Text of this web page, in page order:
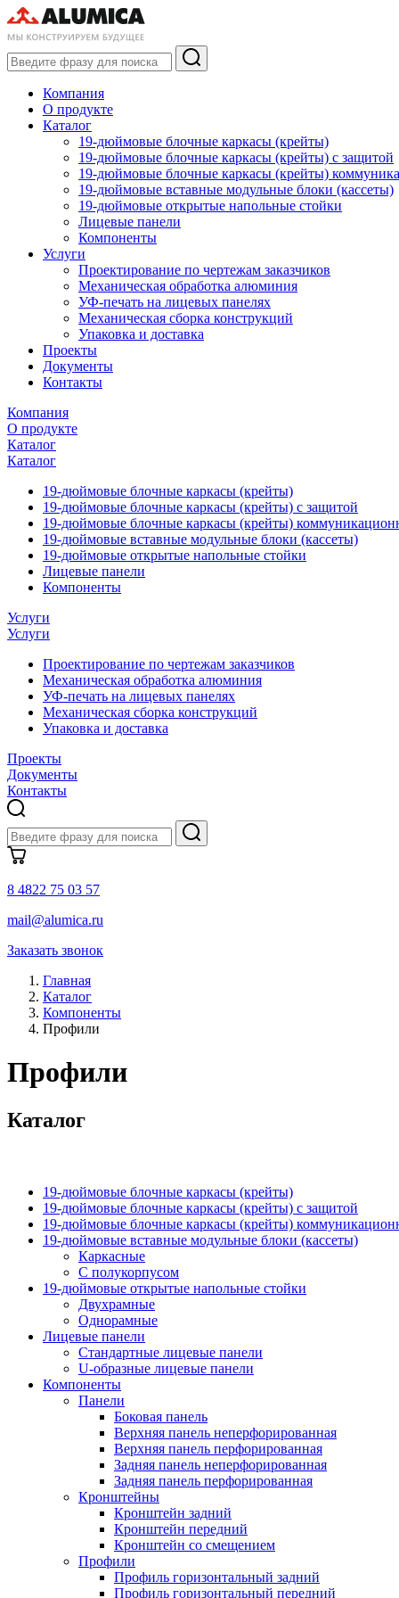
Компания
О продукте
Каталог
19-дюймовые блочные каркасы (крейты)
19-дюймовые блочные каркасы (крейты) с защитой
19-дюймовые блочные каркасы (крейты)
19-дюймовые вставные модульные блоки (кассеты)
19-дюймовые открытые напольные стойки
Лицевые панели
Компоненты
Услуги
Проектирование по чертежам заказчиков
Механическая обработка алюминия
УФ-печать на лицевых панелях
Механическая сборка конструкций
Упаковка и доставка
Проекты
Документы
Контакты
Компания
О продукте
Каталог
Каталог
19-дюймовые блочные каркасы (крейты)
19-дюймовые блочные каркасы (крейты) с защитой
19-дюймовые блочные каркасы (крейты)
19-дюймовые вставные модульные блоки (кассеты)
19-дюймовые открытые напольные стойки
Лицевые панели
Компоненты
Услуги
Услуги
Проектирование по чертежам заказчиков
Механическая обработка алюминия
УФ-печать на лицевых панелях
Механическая сборка конструкций
Упаковка и доставка
Проекты
Документы
Контакты
8 4822 75 03 57
mail@alumica.ru
Заказать звонок
Главная
Каталог
Компоненты
Профили
Профили
Каталог
19-дюймовые блочные каркасы (крейты)
19-дюймовые блочные каркасы (крейты) с защитой
19-дюймовые блочные каркасы (крейты)
19-дюймовые вставные модульные блоки (кассеты)
Каркасные
С полукорпусом
19-дюймовые открытые напольные стойки
Двухрамные
Однорамные
Лицевые панели
Стандартные лицевые панели
U-образные лицевые панели
Компоненты
Панели
Боковая панель
Верхняя панель неперфорированная
Верхняя панель перфорированная
Задняя панель неперфорированная
Задняя панель перфорированная
Кронштейны
Кронштейн задний
Кронштейн передний
Кронштейн со смещением
Профили
Профиль горизонтальный задний
Профиль горизонтальный передний